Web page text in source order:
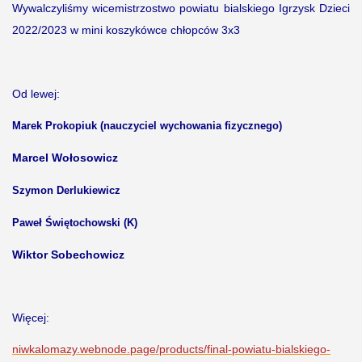
Wywalczyliśmy wicemistrzostwo powiatu bialskiego Igrzysk Dzieci
2022/2023 w mini koszykówce chłopców 3x3
Od lewej:
Marek Prokopiuk (nauczyciel wychowania fizycznego)
Marcel Wołosowicz
Szymon Derlukiewicz
Paweł Świętochowski (K)
Wiktor Sobechowicz
Więcej:
niwkalomazy.webnode.page/products/final-powiatu-bialskiego-